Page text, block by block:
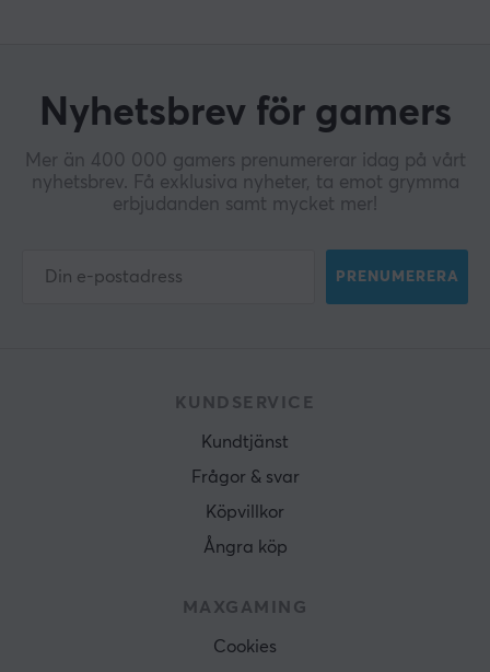
Nyhetsbrev för gamers
Mer än 400 000 gamers prenumererar idag på vårt
nyhetsbrev. Få exklusiva nyheter, ta emot grymma
erbjudanden samt mycket mer!
PRENUMERERA
KUNDSERVICE
Kundtjänst
Frågor & svar
Köpvillkor
Ångra köp
MAXGAMING
Cookies